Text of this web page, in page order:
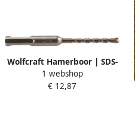
Wolfcraft Hamerboor | SDS-
plus Prof | 4-Cut | Ø5 x
110mm | 1 stuk 7416000
1 webshop
€ 12,87